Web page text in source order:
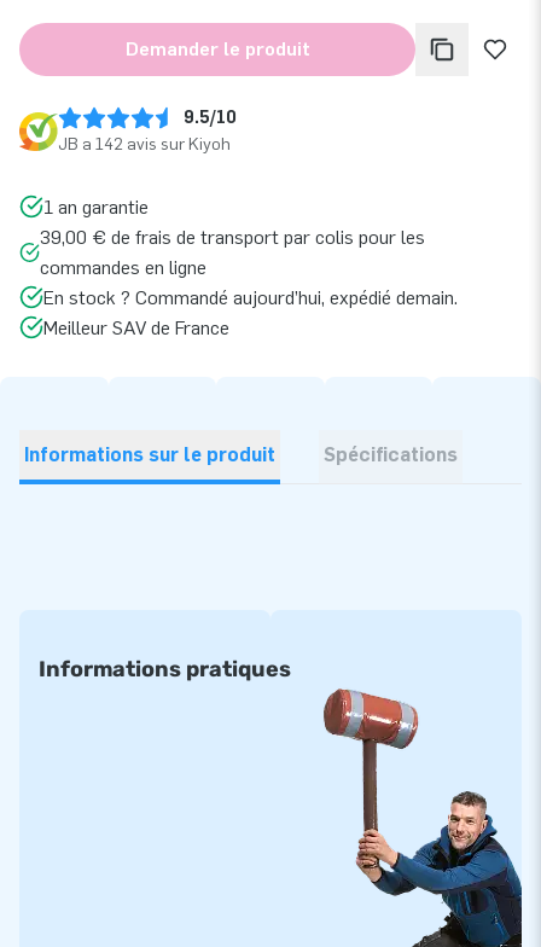
Demander le produit
9.5/10
JB a 142 avis sur Kiyoh
1 an garantie
39,00 € de frais de transport par colis pour les
commandes en ligne
En stock ? Commandé aujourd’hui, expédié demain.
Meilleur SAV de France
Informations sur le produit Spécifications
Informations pratiques